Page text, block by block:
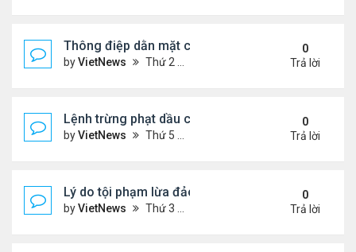
Thông điệp dằn mặt của Washington khi điều
byVietNews Thứ 2 Tháng 10 27, 2025 5:06 pm
0
Trả lời
Lệnh trừng phạt dầu của ông Trump có thể giáng
byVietNews Thứ 5 Tháng 10 23, 2025 5:12 pm
0
Trả lời
Lý do tội phạm lừa đảo ở Campuchia nhắm đến
byVietNews Thứ 3 Tháng 10 21, 2025 4:40 pm
0
Trả lời